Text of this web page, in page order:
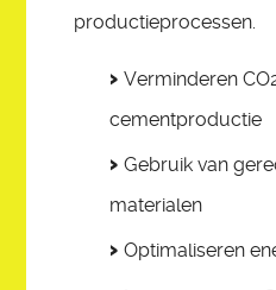
productieprocessen.
Verminderen
cementproductie
Gebruik van
materialen
Optimaliseren